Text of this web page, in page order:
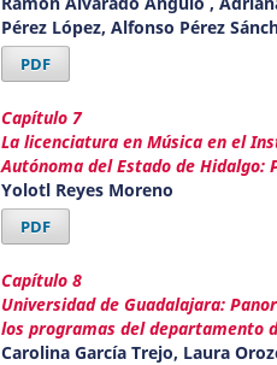
Pérez López, Alfonso Pérez
PDF
Capítulo 7
La licenciatura en Música en el
Autónoma del Estado de Hidalgo:
Yolotl Reyes Moreno
PDF
Capítulo 8
Universidad de Guadalajara:
los programas del departamento
Carolina García Trejo, Laura